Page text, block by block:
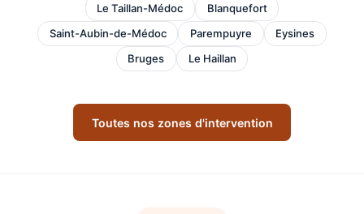
Le Taillan-Médoc
Blanquefort
Saint-Aubin-de-Médoc
Parempuyre
Eysines
Bruges
Le Haillan
Toutes nos zones d'intervention